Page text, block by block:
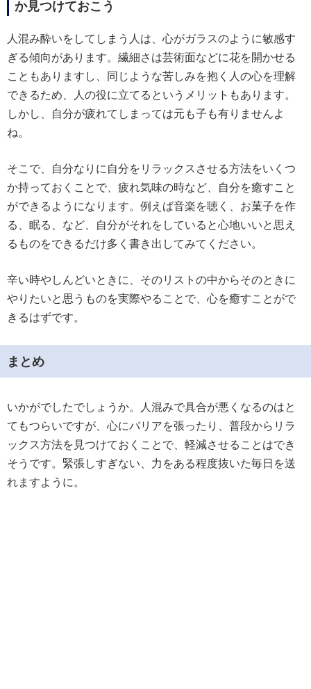
か見つけておこう
人混み酔いをしてしまう人は、心がガラスのように敏感す
ぎる傾向があります。繊細さは芸術面などに花を開かせる
こともありますし、同じような苦しみを抱く人の心を理解
できるため、人の役に立てるというメリットもあります。
しかし、自分が疲れてしまっては元も子も有りませんよ
ね。
そこで、自分なりに自分をリラックスさせる方法をいくつ
か持っておくことで、疲れ気味の時など、自分を癒すこと
ができるようになります。例えば音楽を聴く、お菓子を作
る、眠る、など、自分がそれをしていると心地いいと思え
るものをできるだけ多く書き出してみてください。
辛い時やしんどいときに、そのリストの中からそのときに
やりたいと思うものを実際やることで、心を癒すことがで
きるはずです。
まとめ
いかがでしたでしょうか。人混みで具合が悪くなるのはと
てもつらいですが、心にバリアを張ったり、普段からリラ
ックス方法を見つけておくことで、軽減させることはでき
そうです。緊張しすぎない、力をある程度抜いた毎日を送
れますように。